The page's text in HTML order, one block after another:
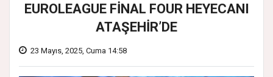
EUROLEAGUE FİNAL FOUR HEYECANI
ATAŞEHİR’DE
23 Mayıs, 2025, Cuma 14:58